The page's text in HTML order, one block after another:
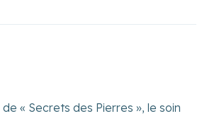
« Secrets des Pierres », le soin